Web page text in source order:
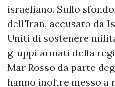
israeliano. Sullo
dell'Iran, accusato da
Uniti di sostenere
gruppi armati della
Mar Rosso da parte
hanno inoltre messo